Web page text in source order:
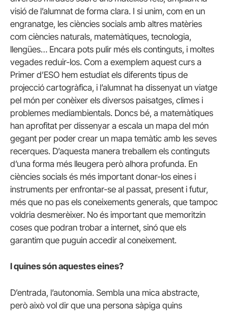
visió de l’alumnat de forma clara. I si unim, com en un
engranatge, les ciències socials amb altres matèries
com ciències naturals, matemàtiques, tecnologia,
llengües… Encara pots pulir més els continguts, i moltes
vegades reduir-los. Com a exemplem aquest curs a
Primer d’ESO hem estudiat els diferents tipus de
projecció cartogràfica, i l’alumnat ha dissenyat un viatge
pel món per conèixer els diversos paisatges, climes i
problemes mediambientals. Doncs bé, a matemàtiques
han aprofitat per dissenyar a escala un mapa del món
gegant per poder crear un mapa temàtic amb les seves
recerques. D’aquesta manera treballem els continguts
d’una forma més lleugera però alhora profunda. En
ciències socials és més important donar-los eines i
instruments per enfrontar-se al passat, present i futur,
més que no pas els coneixements generals, que tampoc
voldria desmerèixer. No és important que memoritzin
coses que podran trobar a internet, sinó que els
garantim que puguin accedir al coneixement.
I quines són aquestes eines?
D’entrada, l’autonomia. Sembla una mica abstracte,
però això vol dir que una persona sàpiga quins